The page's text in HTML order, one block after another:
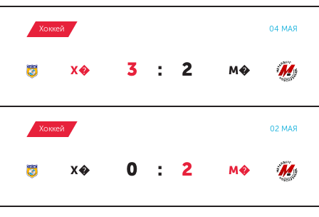
Хоккей 04 МАЯ
Х� 3 : 2 М�
Хоккей 02 МАЯ
Х� 0 : 2 М�